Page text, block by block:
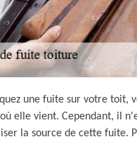
une fuite sur votre toit,
elle vient. Cependant, il
la source de cette fuite.